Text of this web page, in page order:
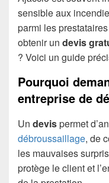
sensible aux
parmi les
obtenir un devis
? Voici un guide
Pourquoi
entreprise de
Un devispermet
débroussaillage, de
les mauvaises
protège le client et